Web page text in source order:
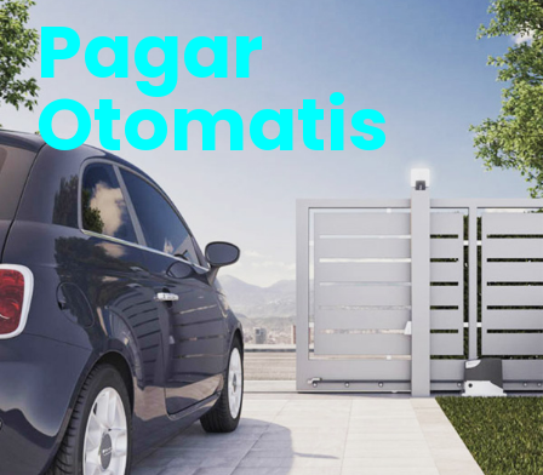
Pagar
Otomatis